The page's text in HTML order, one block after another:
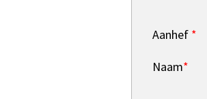
Aanhef *
Naam*